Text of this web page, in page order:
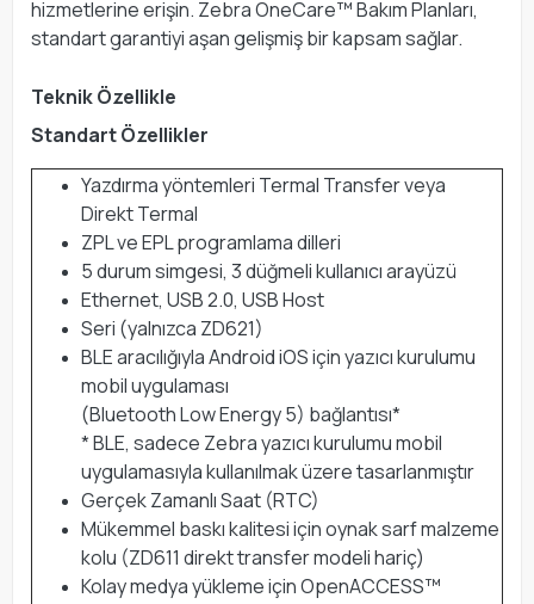
hizmetlerine erişin. Zebra OneCare™ Bakım Planları,
standart garantiyi aşan gelişmiş bir kapsam sağlar.
Teknik Özellikle
Standart Özellikler
Yazdırma yöntemleri Termal Transfer veya
Direkt Termal
ZPL ve EPL programlama dilleri
5 durum simgesi, 3 düğmeli kullanıcı arayüzü
Ethernet, USB 2.0, USB Host
Seri (yalnızca ZD621)
BLE aracılığıyla Android iOS için yazıcı kurulumu
mobil uygulaması
(Bluetooth Low Energy 5) bağlantısı*
* BLE, sadece Zebra yazıcı kurulumu mobil
uygulamasıyla kullanılmak üzere tasarlanmıştır
Gerçek Zamanlı Saat (RTC)
Mükemmel baskı kalitesi için oynak sarf malzeme
kolu (ZD611 direkt transfer modeli hariç)
Kolay medya yükleme için OpenACCESS™